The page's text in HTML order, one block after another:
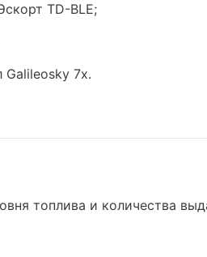
TD-BLE;
Galileosky 7x.
топлива и количества